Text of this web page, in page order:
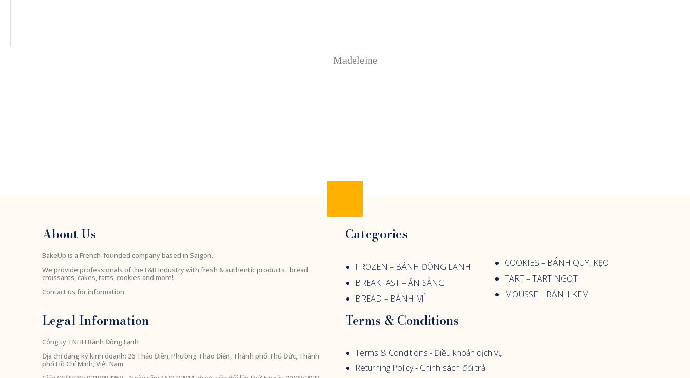
Madeleine
About Us
BakeUp is a French-founded company based in Saigon.
We provide professionals of the F&B Industry with fresh & authentic products : bread,
croissants, cakes, tarts, cookies and more!
Contact us for information.
Categories
FROZEN – BÁNH ĐÔNG LẠNH
BREAKFAST – ĂN SÁNG
BREAD – BÁNH MÌ
COOKIES – BÁNH QUY, KẸO
TART – TART NGỌT
MOUSSE – BÁNH KEM
Legal Information
Công ty TNHH Bánh Đông Lạnh
Địa chỉ đăng ký kinh doanh: 26 Thảo Điền, Phường Thảo Điền, Thành phố Thủ Đức, Thành
phố Hồ Chí Minh, Việt Nam
Terms & Conditions
Terms & Conditions - Điều khoản dịch vụ
Returning Policy - Chính sách đổi trả